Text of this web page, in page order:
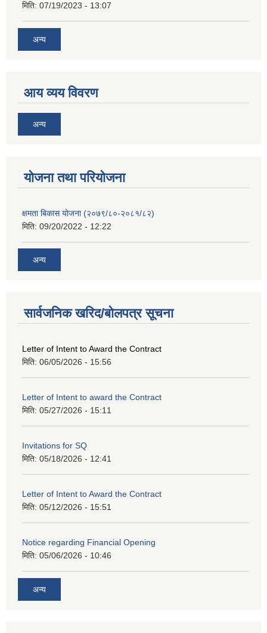
मिति: 07/19/2023 - 13:07
अन्य
आय व्यय विवरण
अन्य
याेजना तथा परियाेजना
क्षमता बिकास योजना (२०७९/८०-२०८१/८२)
मिति: 09/20/2022 - 12:22
अन्य
सार्वजनिक खरिद/बोलपत्र सूचना
Letter of Intent to Award the Contract
मिति: 06/05/2026 - 15:56
Letter of Intent to award the Contract
मिति: 05/27/2026 - 15:11
Invitations for SQ
मिति: 05/18/2026 - 12:41
Letter of Intent to Award the Contract
मिति: 05/12/2026 - 15:51
Notice regarding Financial Opening
मिति: 05/06/2026 - 10:46
अन्य